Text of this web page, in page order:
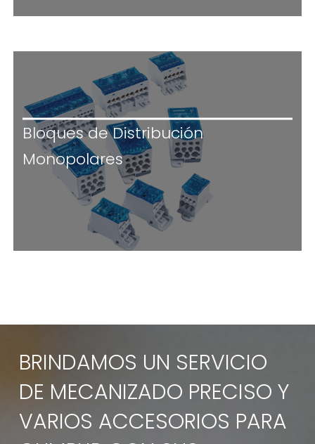
Bloques de Distribución
Monopolares
BRINDAMOS UN SERVICIO
DE MECANIZADO PRECISO Y
VARIOS ACCESORIOS PARA